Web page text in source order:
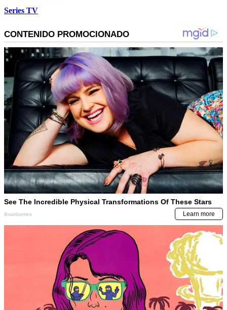
Series TV